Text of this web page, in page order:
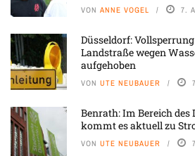
VON ANNE VOGEL 7.
Düsseldorf:
Landstraße wegen
aufgehoben
VON UTE NEUBAUER
Benrath: Im Bereich des
kommt es aktuell zu
VON UTE NEUBAUER